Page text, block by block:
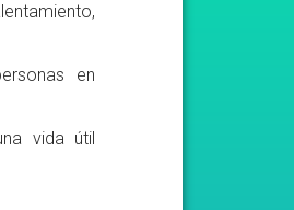
en
vida útil